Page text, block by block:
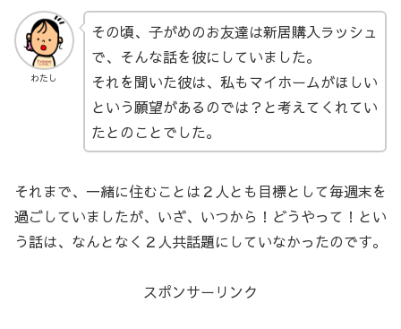
わたし
その頃、子がめのお友達は新居購入ラッシュ
で、そんな話を彼にしていました。
それを聞いた彼は、私もマイホームがほしい
という願望があるのでは？と考えてくれてい
たとのことでした。
それまで、一緒に住むことは２人とも目標として毎週末を
過ごしていましたが、いざ、いつから！どうやって！とい
う話は、なんとなく２人共話題にしていなかったのです。
スポンサーリンク